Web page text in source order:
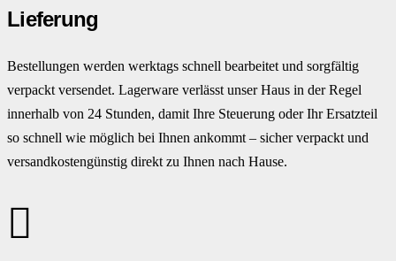
Lieferung
Bestellungen werden werktags schnell bearbeitet und sorgfältig
verpackt versendet. Lagerware verlässt unser Haus in der Regel
innerhalb von 24 Stunden, damit Ihre Steuerung oder Ihr Ersatzteil
so schnell wie möglich bei Ihnen ankommt – sicher verpackt und
versandkostengünstig direkt zu Ihnen nach Hause.